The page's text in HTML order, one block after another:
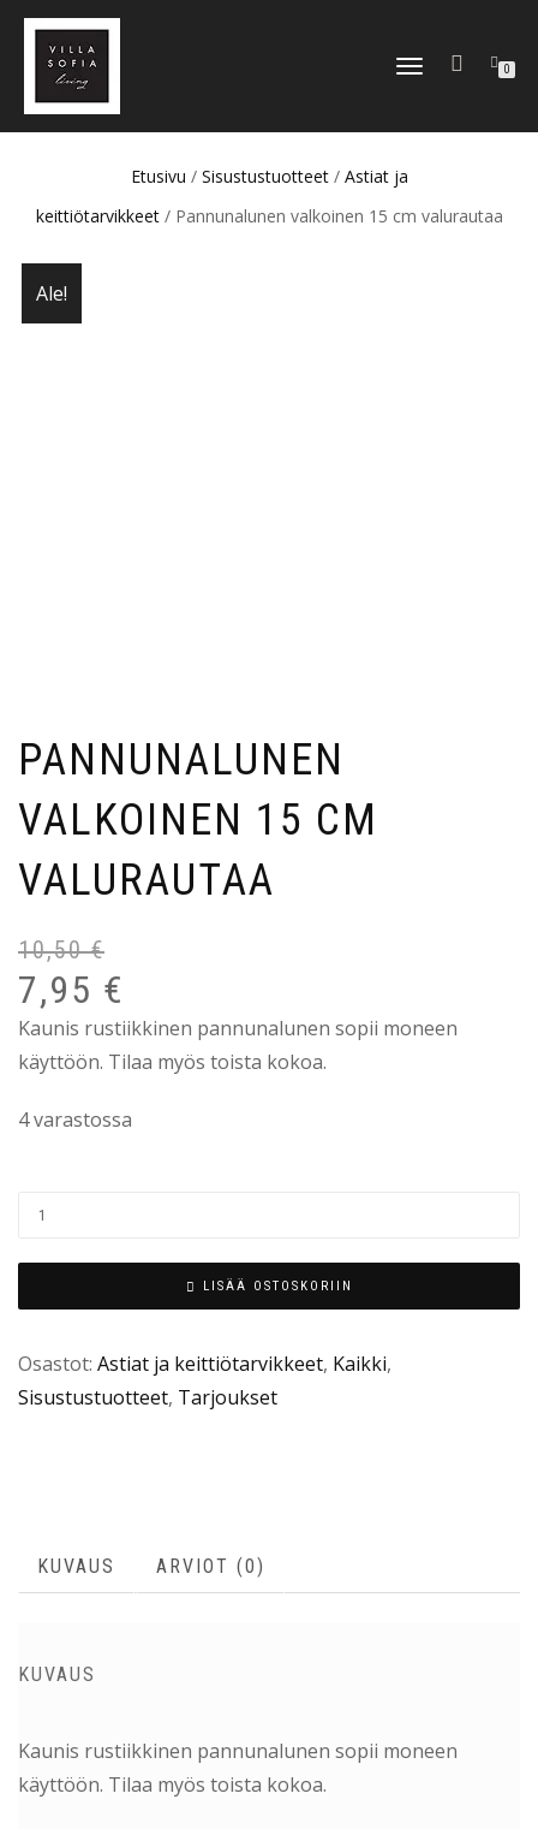
TOGGLE
0
Etusivu / Sisustustuotteet/ Astiat ja
keittiötarvikkeet/ Pannunalunen valkoinen 15 cm valurautaa
Ale!
PANNUNALUNEN
VALKOINEN 15 CM
VALURAUTAA
10,50€
7,95 €
Kaunis rustiikkinen pannunalunen sopii moneen
käyttöön. Tilaa myös toista kokoa.
4 varastossa
LISÄÄ OSTOSKORIIN
Osastot: Astiat ja keittiötarvikkeet, Kaikki,
Sisustustuotteet, Tarjoukset
KUVAUS ARVIOT (0)
KUVAUS
Kaunis rustiikkinen pannunalunen sopii moneen
käyttöön. Tilaa myös toista kokoa.